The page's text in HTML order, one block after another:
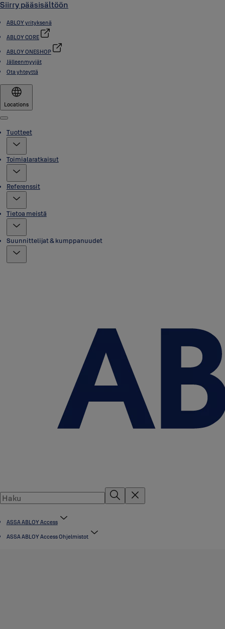
Siirry pääsisältöön
ABLOY yrityksenä
ABLOY CORE
ABLOY ONESHOP
Jälleenmyyjät
Ota yhteyttä
Locations
Menu
Tuotteet
Toimialaratkaisut
Referenssit
Tietoa meistä
Suunnittelijat & kumppanuudet
ASSA ABLOY Access
ASSA ABLOY Access Ohjelmistot